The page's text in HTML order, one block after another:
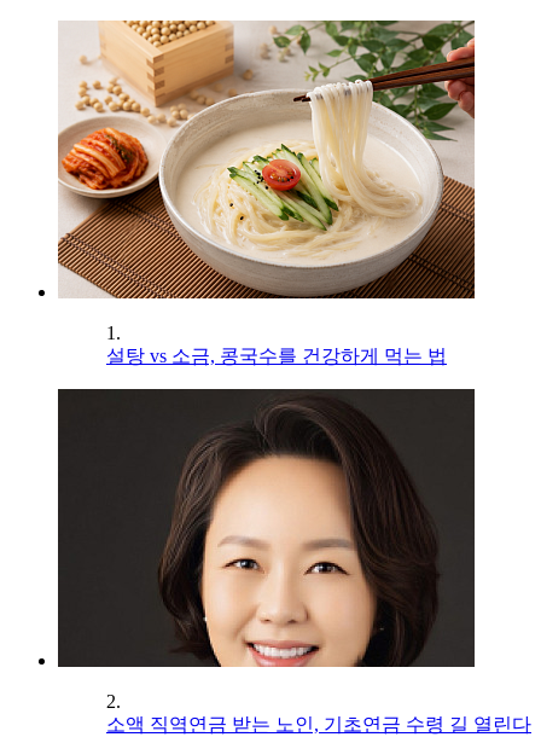
1.
설탕 vs 소금, 콩국수를 건강하게 먹는 법
2.
소액 직역연금 받는 노인, 기초연금 수령 길 열린다